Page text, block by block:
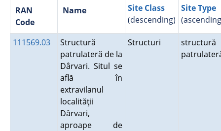
RAN
Code
Name
Site Class
(descending)
Site Type
111569.03
Structură
patrulateră de la
Dârvari. Situl se
află în
extravilanul
localităţii
Dârvari,
aproape de
Structuri
structură